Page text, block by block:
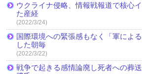
ウクライナ侵略、情報戦報道で核心
た産経
(2022/3/24)
国際環境への緊張感もなく「軍によ
した朝毎
(2022/3/22)
戦争で起きる感情論廃し死者への葬